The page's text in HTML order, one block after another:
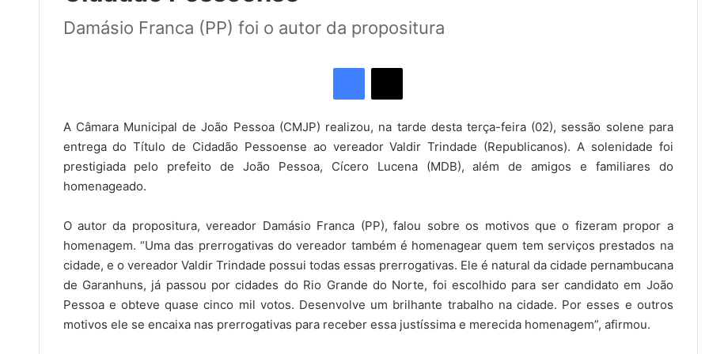
Damásio Franca (PP) foi o autor da propositura
A Câmara Municipal de João Pessoa (CMJP) realizou, na tarde desta terça-feira (02), sessão solene para
entrega do Título de Cidadão Pessoense ao vereador Valdir Trindade (Republicanos). A solenidade foi
prestigiada pelo prefeito de João Pessoa, Cícero Lucena (MDB), além de amigos e familiares do
homenageado.
O autor da propositura, vereador Damásio Franca (PP), falou sobre os motivos que o fizeram propor a
homenagem. “Uma das prerrogativas do vereador também é homenagear quem tem serviços prestados na
cidade, e o vereador Valdir Trindade possui todas essas prerrogativas. Ele é natural da cidade pernambucana
de Garanhuns, já passou por cidades do Rio Grande do Norte, foi escolhido para ser candidato em João
Pessoa e obteve quase cinco mil votos. Desenvolve um brilhante trabalho na cidade. Por esses e outros
motivos ele se encaixa nas prerrogativas para receber essa justíssima e merecida homenagem”, afirmou.